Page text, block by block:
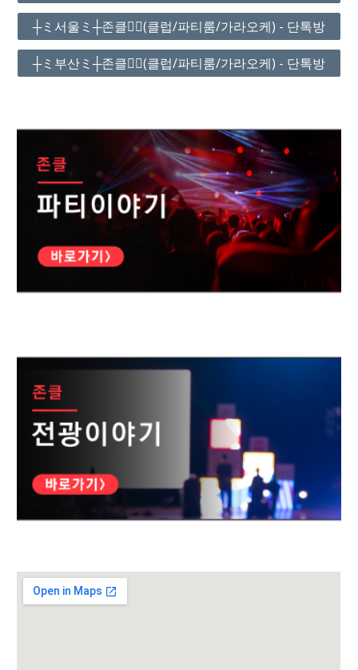
┼ミ서울ミ┼존클❤️‍🔥(클럽/파티룸/가라오케) - 단톡방
┼ミ부산ミ┼존클❤️‍🔥(클럽/파티룸/가라오케) - 단톡방